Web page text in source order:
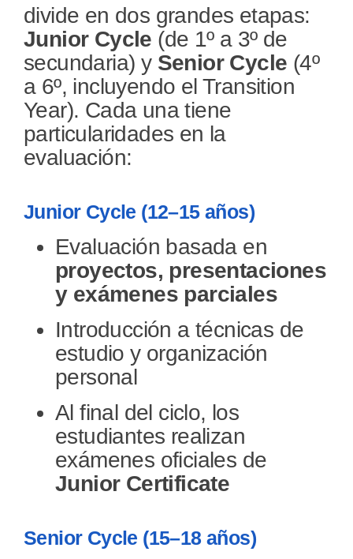
divide en dos grandes etapas:
Junior Cycle (de 1º a 3º de
secundaria) y Senior Cycle (4º
a 6º, incluyendo el Transition
Year). Cada una tiene
particularidades en la
evaluación:
Junior Cycle (12–15 años)
Evaluación basada en
proyectos, presentaciones
y exámenes parciales
Introducción a técnicas de
estudio y organización
personal
Al final del ciclo, los
estudiantes realizan
exámenes oficiales de
Junior Certificate
Senior Cycle (15–18 años)